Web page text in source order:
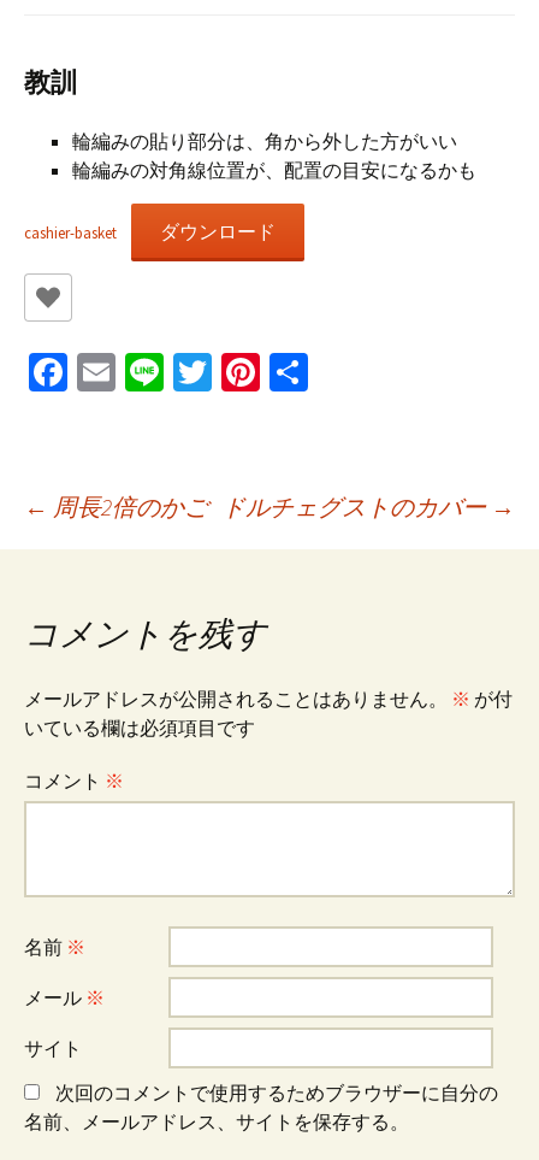
教訓
輪編みの貼り部分は、角から外した方がいい
輪編みの対角線位置が、配置の目安になるかも
cashier-basket ダウンロード
Fa
o
o
k
E
l
Li T
er
Pi
es
t
投
ナ
ビ
ゲ
ー
シ
ョ
ン
← 周長2倍のかご ドルチェグストのカバー →
コメントを残す
メールアドレスが公開されることはありません。 ※ が付
いている欄は必須項目です
コメント ※
名前 ※
メール ※
サイト
次回のコメントで使用するためブラウザーに自分の
名前、メールアドレス、サイトを保存する。